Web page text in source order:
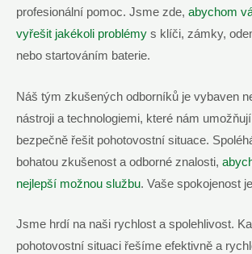
profesionální pomoc. Jsme zde, abychom
vyřešit jakékoli problémy s klíči, zámky,
nebo startováním baterie.
Náš tým zkušených odborníků je vybaven
nástroji a technologiemi, které nám
bezpečně řešit pohotovostní situace.
bohatou zkušenost a odborné znalosti,
nejlepší možnou službu. Vaše spokojenost
Jsme hrdí na naši rychlost a spolehlivost.
pohotovostní situaci řešíme efektivně a